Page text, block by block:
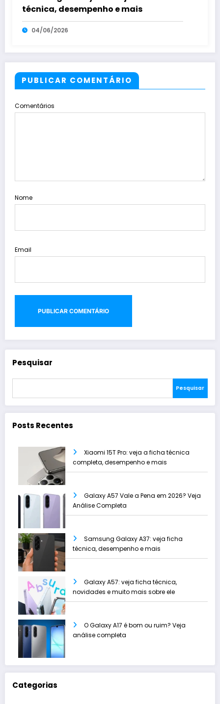
técnica, desempenho e mais
04/06/2026
PUBLICAR COMENTÁRIO
Comentários
Nome
Email
Pesquisar
Pesquisar
Posts Recentes
Xiaomi 15T Pro: veja a ficha técnica
completa, desempenho e mais
Galaxy A57 Vale a Pena em 2026? Veja
Análise Completa
Samsung Galaxy A37: veja ficha
técnica, desempenho e mais
Galaxy A57: veja ficha técnica,
novidades e muito mais sobre ele
O Galaxy A17 é bom ou ruim? Veja
análise completa
Categorias